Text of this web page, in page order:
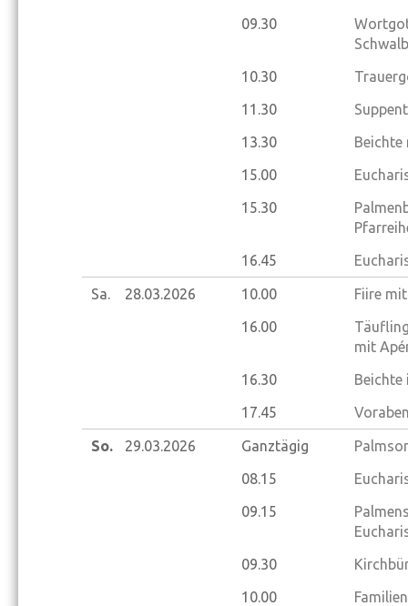
09.30
10.30
11.30
13.30
15.00
15.30
16.45
Sa. 28.03.2026 10.00
Fiire
16.00
mit
16.30
Beichte
17.45
So. 29.03.2026 Ganztägig
08.15
09.15
09.30
10.00